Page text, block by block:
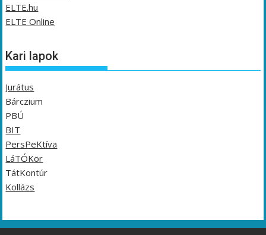
ELTE.hu
ELTE Online
Kari lapok
Jurátus
Bárczium
PBÚ
BIT
PersPeKtíva
LáTÓKör
TátKontúr
Kollázs